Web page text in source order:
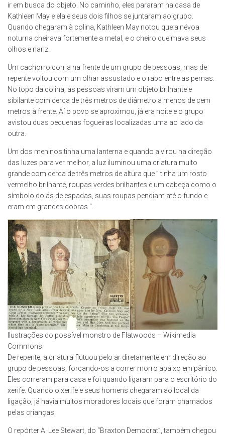
ir em busca do objeto. No caminho, eles pararam na casa de
Kathleen May e ela e seus dois filhos se juntaram ao grupo.
Quando chegaram à colina, Kathleen May notou que a névoa
noturna cheirava fortemente a metal, e o cheiro queimava seus
olhos e nariz.
Um cachorro corria na frente de um grupo de pessoas, mas de
repente voltou com um olhar assustado e o rabo entre as pernas.
No topo da colina, as pessoas viram um objeto brilhante e
sibilante com cerca de três metros de diâmetro a menos de cem
metros à frente. Aí o povo se aproximou, já era noite e o grupo
avistou duas pequenas fogueiras localizadas uma ao lado da
outra.
Um dos meninos tinha uma lanterna e quando a virou na direção
das luzes para ver melhor, a luz iluminou uma criatura muito
grande com cerca de três metros de altura que ” tinha um rosto
vermelho brilhante, roupas verdes brilhantes e um cabeça como o
símbolo do ás de espadas, suas roupas pendiam até o fundo e
eram em grandes dobras “.
Ilustrações do possível monstro de Flatwoods – Wikimedia
Commons
De repente, a criatura flutuou pelo ar diretamente em direção ao
grupo de pessoas, forçando-os a correr morro abaixo em pânico.
Eles correram para casa e foi quando ligaram para o escritório do
xerife. Quando o xerife e seus homens chegaram ao local da
ligação, já havia muitos moradores locais que foram chamados
pelas crianças.
O repórter A. Lee Stewart, do “Braxton Democrat”, também chegou